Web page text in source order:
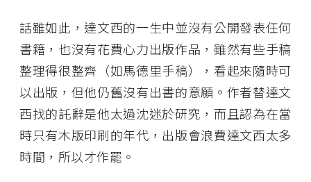
話雖如此，達文西的一生中並沒有公開發表任何
書籍，也沒有花費心力出版作品，雖然有些手稿
整理得很整齊（如馬德里手稿），看起來隨時可
以出版，但他仍舊沒有出書的意願。作者替達文
西找的託辭是他太過沈迷於研究，而且認為在當
時只有木版印刷的年代，出版會浪費達文西太多
時間，所以才作罷。